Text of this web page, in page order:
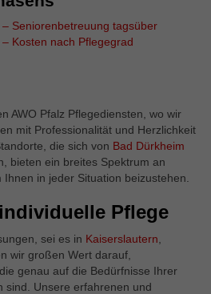
Seniorenbetreuung tagsüber
Kosten nach Pflegegrad
AWO Pfalz Pflegediensten, wo wir
mit Professionalität und Herzlichkeit
die sich von Bad Dürkheim
bieten ein breites Spektrum an
in jeder Situation beizustehen.
Pflege
sei es in Kaiserslautern
wir großen Wert darauf,
genau auf die Bedürfnisse Ihrer
sind. Unsere erfahrenen und